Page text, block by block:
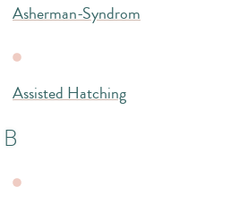
Asherman-Syndrom
Assisted Hatching
B